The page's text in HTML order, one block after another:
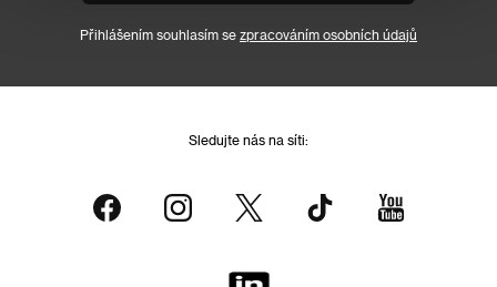
Přihlášením souhlasím se zpracováním osobních údajů
Sledujte nás na síti: